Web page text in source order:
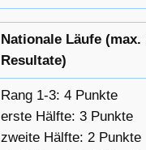
Nationale Läufe
Resultate)
Rang 1-3: 4 Punkte
erste Hälfte: 3 Punkte
zweite Hälfte: 2 Punkte